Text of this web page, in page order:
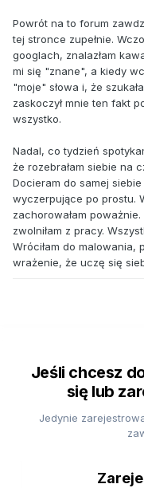
Powrót na to forum
tej stronce zupełnie.
googlach, znalazłam
mi się "znane", a kiedy
"moje" słowa i, że
zaskoczył mnie ten fakt
wszystko.
Nadal, co tydzień
że rozebrałam siebie na
Docieram do samej
wyczerpujące po prostu.
zachorowałam
zwolniłam z pracy.
Wróciłam do malowania,
wrażenie, że uczę się
Jeśli chcesz
się lub
Jedynie